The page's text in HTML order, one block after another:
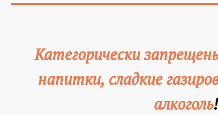
Категорически
напитки, сладкие
алкоголь!